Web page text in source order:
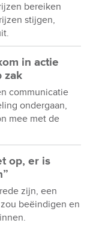
bereiken
stijgen,
in actie
zak
communicatie
ondergaan,
mee met de
op, er is
zijn, een
beëindigen en